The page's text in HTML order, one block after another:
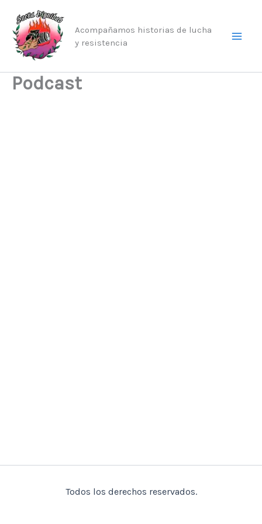
contenido
Acompañamos historias de lucha
y resistencia
Podcast
Todos los derechos reservados.